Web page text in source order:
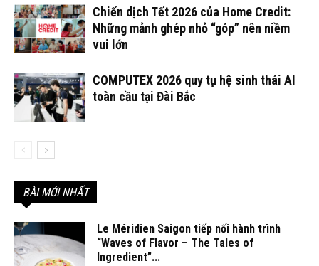
Chiến dịch Tết 2026 của Home Credit:
Những mảnh ghép nhỏ “góp” nên niềm
vui lớn
COMPUTEX 2026 quy tụ hệ sinh thái AI
toàn cầu tại Đài Bắc
BÀI MỚI NHẤT
Le Méridien Saigon tiếp nối hành trình
“Waves of Flavor – The Tales of
Ingredient”...